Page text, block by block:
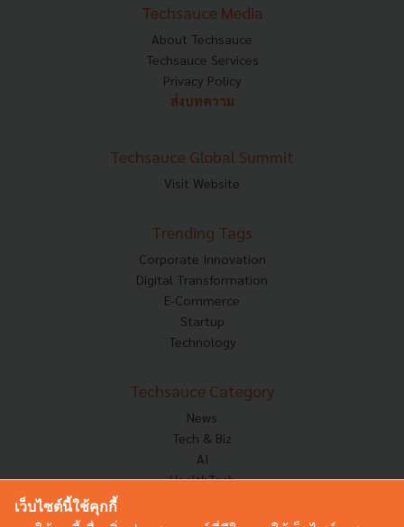
Techsauce Media
About Techsauce
Techsauce Services
Privacy Policy
ส่งบทความ
Techsauce Global Summit
Visit Website
Trending Tags
Corporate Innovation
Digital Transformation
E-Commerce
Startup
Technology
Techsauce Category
News
Tech & Biz
AI
HealthTech
Corp Innov
เว็บไซต์นี้ใช้คุกกี้